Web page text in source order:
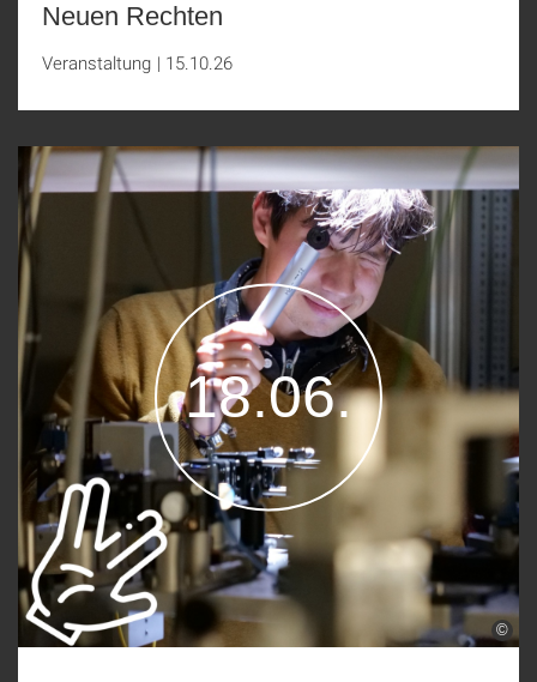
Neuen Rechten
Veranstaltung | 15.10.26
©
18.06.